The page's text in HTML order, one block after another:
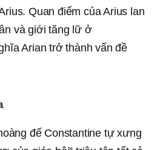
Quan điểm của Arius lan
và giới tăng lữ ở
Arian trở thành vấn đề
đế Constantine tự xưng